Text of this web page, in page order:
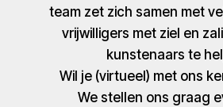
team zet zich samen met
vrijwilligers met ziel en
kunstenaars te
Wil je (virtueel) met ons
We stellen ons graag